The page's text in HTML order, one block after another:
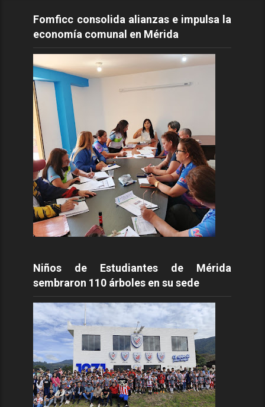
Fomficc consolida alianzas e impulsa la
economía comunal en Mérida
Niños de Estudiantes de Mérida
sembraron 110 árboles en su sede